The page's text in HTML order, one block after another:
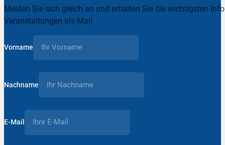
Melden Sie sich gleich an und erhalten Sie die wichtigsten
Veranstaltungen als Mail
Vorname
Nachname
E-Mail